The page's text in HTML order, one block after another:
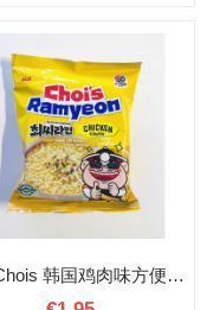
Sias Chois 韩国鸡肉味方便面 113克